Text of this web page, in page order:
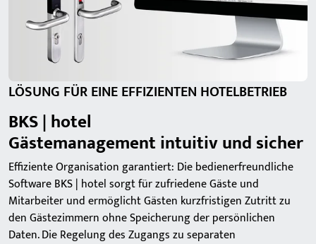
LÖSUNG FÜR EINE EFFIZIENTEN HOTELBETRIEB
BKS | hotel
Gästemanagement intuitiv und sicher
Effiziente Organisation garantiert: Die bedienerfreundliche
Software BKS | hotel sorgt für zufriedene Gäste und
Mitarbeiter und ermöglicht Gästen kurzfristigen Zutritt zu
den Gästezimmern ohne Speicherung der persönlichen
Daten. Die Regelung des Zugangs zu separaten